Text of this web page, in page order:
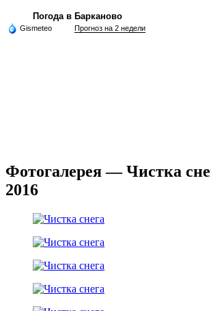
Погода в Барканово
Gismeteo Прогноз на 2 недели
Фотогалерея — Чистка
2016